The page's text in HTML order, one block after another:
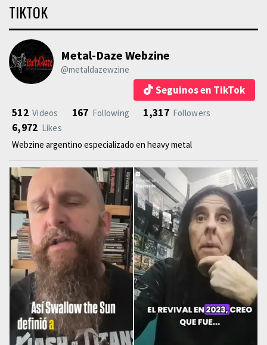
TIKTOK
Metal-Daze Webzine
@metaldazewzine
Seguinos en TikTok
512 Videos 167 Following 1,317 Followers
6,972 Likes
Webzine argentino especializado en heavy metal